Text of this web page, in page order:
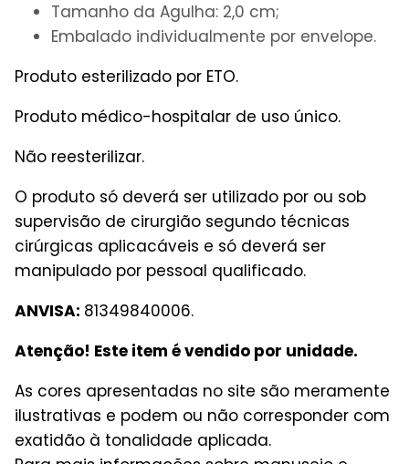
Tamanho da Agulha: 2,0 cm;
Embalado individualmente por envelope.
Produto esterilizado por ETO.
Produto médico-hospitalar de uso único.
Não reesterilizar.
O produto só deverá ser utilizado por ou sob
supervisão de cirurgião segundo técnicas
cirúrgicas aplicacáveis e só deverá ser
manipulado por pessoal qualificado.
ANVISA: 81349840006.
Atenção! Este item é vendido por unidade.
As cores apresentadas no site são meramente
ilustrativas e podem ou não corresponder com
exatidão à tonalidade aplicada.